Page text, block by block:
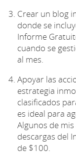
Crear un blog
donde se
Informe
cuando se
al mes.
Apoyar las
estrategia
clasificados
es ideal para
Algunos de
descargas del
de $100.